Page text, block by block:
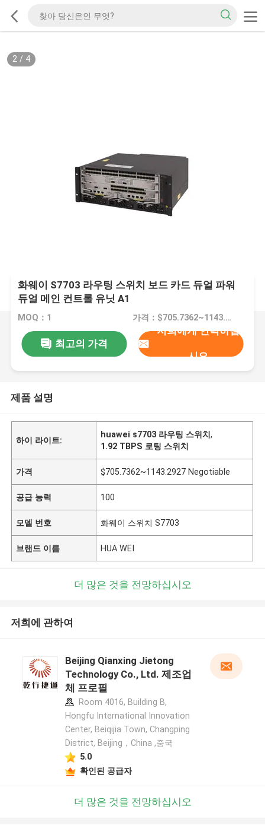
2/ 4
화웨이 S7703 라우팅 스위치 보드 카드 듀얼 파워
듀얼 메인 컨트롤 유닛 A1
MOQ：1 가격：$705.7362~1143.2927 Negotiable
최고의 가격
저희에게 연락하십
시오
제품 설명
하이 라이트:
huawei s7703 라우팅 스위치,
1.92 TBPS 로팅 스위치
가격 $705.7362~1143.2927 Negotiable
공급 능력 100
모델 번호 화웨이 스위치 S7703
브랜드 이름 HUA WEI
더 많은 것을 전망하십시오
저희에 관하여
Beijing Qianxing Jietong
Technology Co., Ltd. 제조업
체 프로필
Room 4016, Building B,
Hongfu International Innovation
Center, Beiqijia Town, Changping
District, Beijing，China ,중국
5.0
확인된 공급자
더 많은 것을 전망하십시오